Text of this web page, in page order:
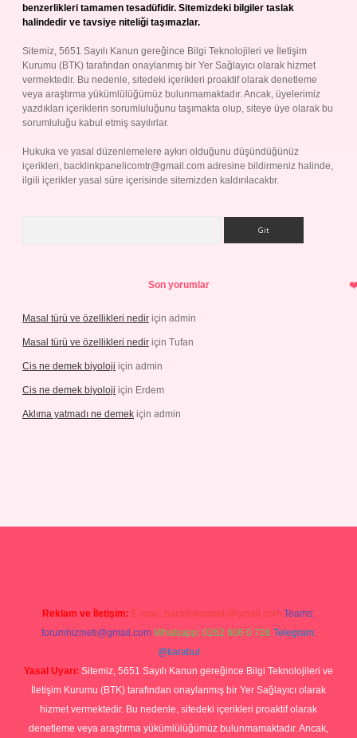
benzerlikleri tamamen tesadüfidir. Sitemizdeki bilgiler taslak
halindedir ve tavsiye niteliği taşımazlar.
Sitemiz, 5651 Sayılı Kanun gereğince Bilgi Teknolojileri ve İletişim
Kurumu (BTK) tarafından onaylanmış bir Yer Sağlayıcı olarak hizmet
vermektedir. Bu nedenle, sitedeki içerikleri proaktif olarak denetleme
veya araştırma yükümlülüğümüz bulunmamaktadır. Ancak, üyelerimiz
yazdıkları içeriklerin sorumluluğunu taşımakta olup, siteye üye olarak bu
sorumluluğu kabul etmiş sayılırlar.
Hukuka ve yasal düzenlemelere aykırı olduğunu düşündüğünüz
içerikleri, backlinkpanelicomtr@gmail.com adresine bildirmeniz halinde,
ilgili içerikler yasal süre içerisinde sitemizden kaldırılacaktır.
Son yorumlar
Masal türü ve özellikleri nedir için admin
Masal türü ve özellikleri nedir için Tufan
Cis ne demek biyoloji için admin
Cis ne demek biyoloji için Erdem
Aklıma yatmadı ne demek için admin
Reklam ve İletişim: E-mail: backlinkpaneli@gmail.com Teams:
forumhizmeti@gmail.com Whatsapp: 0262 606 0 726 Telegram:
@karabul
Yasal Uyarı: Sitemiz, 5651 Sayılı Kanun gereğince Bilgi Teknolojileri ve
İletişim Kurumu (BTK) tarafından onaylanmış bir Yer Sağlayıcı olarak
hizmet vermektedir. Bu nedenle, sitedeki içerikleri proaktif olarak
denetleme veya araştırma yükümlülüğümüz bulunmamaktadır. Ancak,